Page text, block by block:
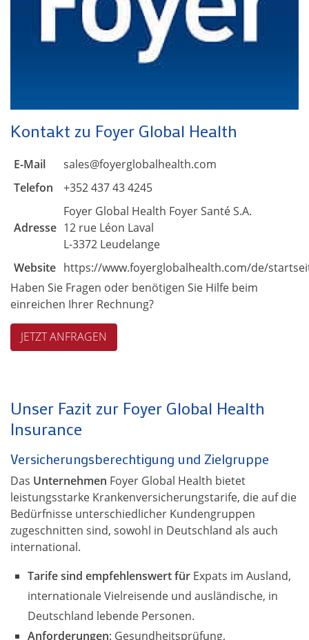
Kontakt zu Foyer Global Health
E-Mail
sales@foyerglobalhealth.com
Telefon
+352 437 43 4245
Adresse
Foyer Global Health Foyer Santé S.A.
12 rue Léon Laval
L-3372 Leudelange
Website https://www.foyerglobalhealth.com/de/
Haben Sie Fragen oder benötigen Sie Hilfe beim
einreichen Ihrer Rechnung?
JETZT ANFRAGEN
Unser Fazit zur Foyer Global Health
Insurance
Versicherungsberechtigung und Zielgruppe
Das Unternehmen Foyer Global Health bietet
leistungsstarke Krankenversicherungstarife, die auf die
Bedürfnisse unterschiedlicher Kundengruppen
zugeschnitten sind, sowohl in Deutschland als auch
international.
Tarife sind empfehlenswert für Expats im Ausland,
internationale Vielreisende und ausländische, in
Deutschland lebende Personen.
Anforderungen: Gesundheitsprüfung,